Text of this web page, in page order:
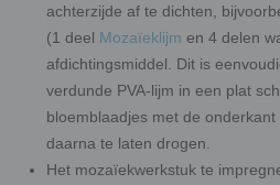
achterzijde af te dichten,
(1 deel Mozaïeklijm en 4 delen
afdichtingsmiddel. Dit is
verdunde PVA-lijm in een plat
bloemblaadjes met de
daarna te laten drogen.
Het mozaïekwerkstuk te